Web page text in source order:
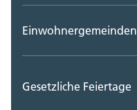
Einwohnergemeinden
Gesetzliche Feiertage